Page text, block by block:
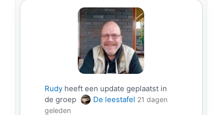
Rudy heeft een update geplaatst in
de groep
De leestafel 21 dagen
geleden